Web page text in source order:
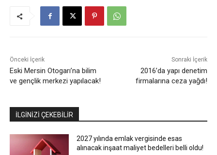
Önceki İçerik
Eski Mersin Otogarı’na bilim
ve gençlik merkezi yapılacak!
Sonraki İçerik
2016’da yapı denetim
firmalarına ceza yağdı!
İLGİNİZİ ÇEKEBİLİR
2027 yılında emlak vergisinde esas
alınacak inşaat maliyet bedelleri belli oldu!